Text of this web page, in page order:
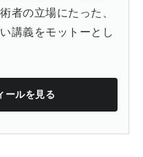
者の立場にたった、
講義をモットーとし
ールを見る